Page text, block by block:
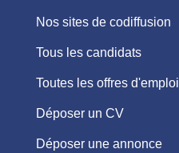
Nos sites de codiffusion
Tous les candidats
Toutes les offres d'emploi
Déposer un CV
Déposer une annonce